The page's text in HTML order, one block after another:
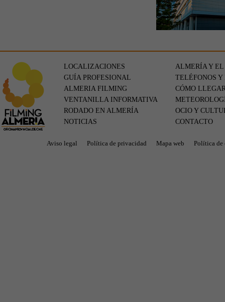
LOCALIZACIONES
GUÍA PROFESIONAL
ALMERIA FILMING
VENTANILLA INFORMATIVA
RODADO EN ALMERÍA
NOTICIAS
ALMERÍA Y EL
TELÉFONOS Y
CÓMO
OCIO Y
CONTACTO
Aviso legal Política de privacidad Mapa web Política de